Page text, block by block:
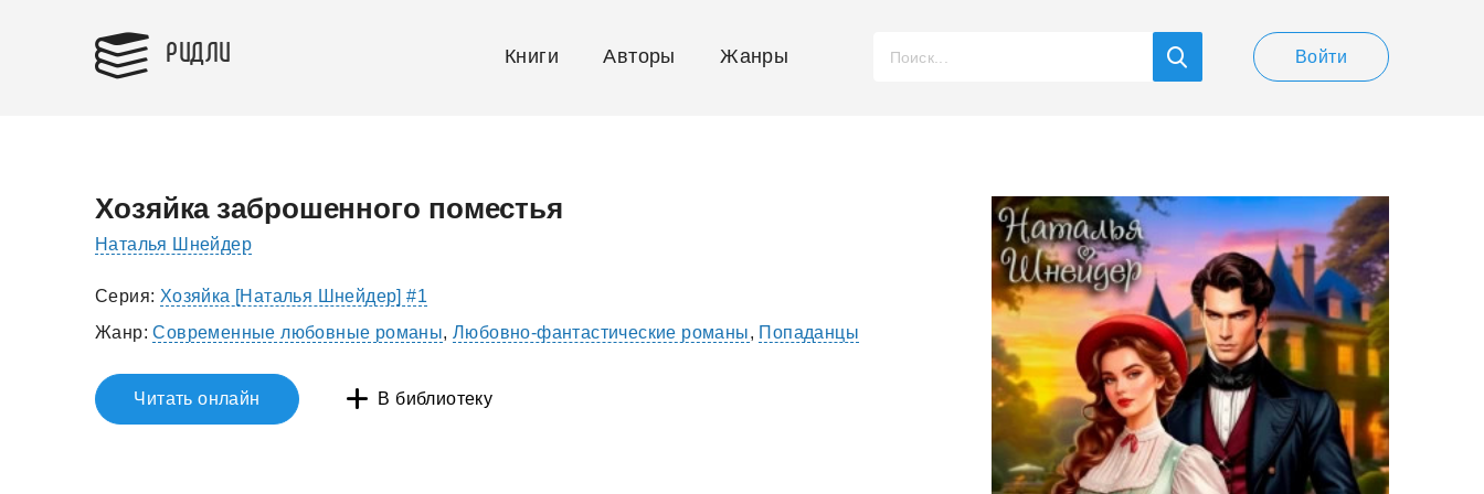
РИДЛИ Книги Авторы Жанры Войти
Хозяйка заброшенного поместья
Наталья Шнейдер
Серия: Хозяйка [Наталья Шнейдер] #1
Жанр:Современные любовные романы,Любовно-фантастические романы, Попаданцы
Читать онлайн В библиотеку